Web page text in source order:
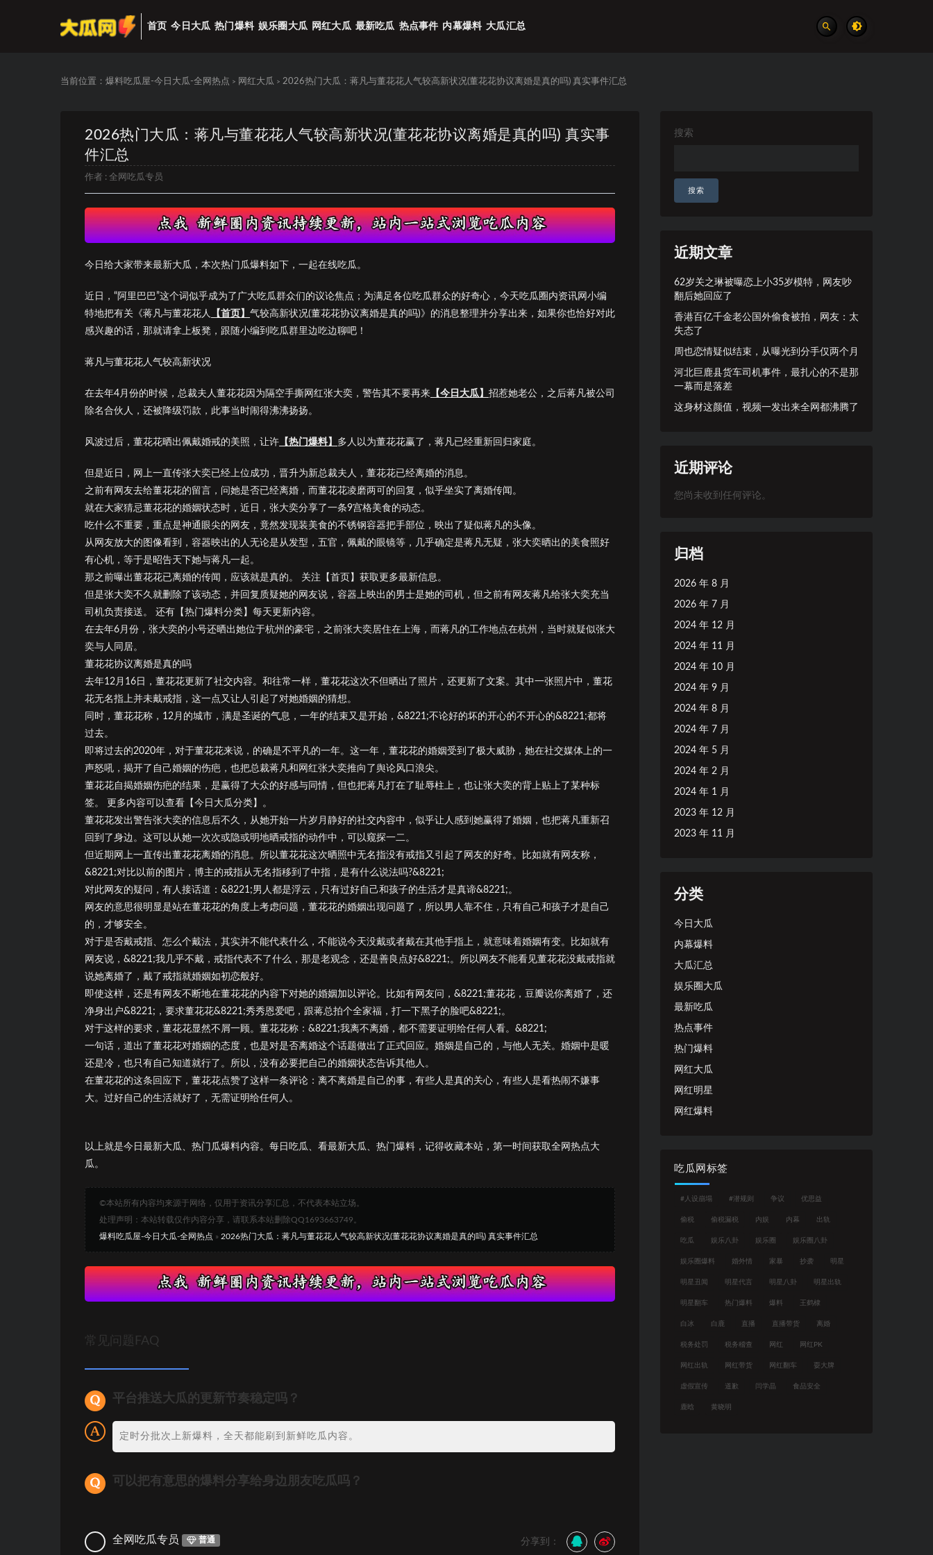
首页 今日大瓜 热门爆料 娱乐圈大瓜 网红大瓜 最新吃瓜 热点事件 内幕爆料 大瓜汇总
当前位置： 爆料吃瓜屋-今日大瓜-全网热点 > 网红大瓜 > 2026热门大瓜：蒋凡与董花花人气较高新状况(董花花协议离婚是真的吗) 真实事件汇总
2026热门大瓜：蒋凡与董花花人气较高新状况(董花花协议离婚是真的吗) 真实事
件汇总
作者 : 全网吃瓜专员
今日给大家带来最新大瓜，本次热门瓜爆料如下，一起在线吃瓜。
近日，“阿里巴巴”这个词似乎成为了广大吃瓜群众们的议论焦点；为满足各位吃瓜群众的好奇心，今天吃瓜圈内资讯网小编
特地把有关《蒋凡与董花花人
【首页】 气较高新状况(董花花协议离婚是真的吗)》的消息整理并分享出来，如果你也恰好对此
感兴趣的话，那就请拿上板凳，跟随小编到吃瓜群里边吃边聊吧！
蒋凡与董花花人气较高新状况
在去年4月份的时候，总裁夫人董花花因为隔空手撕网红张大奕，警告其不要再来 【今日大瓜】 招惹她老公，之后蒋凡被公司
除名合伙人，还被降级罚款，此事当时闹得沸沸扬扬。
风波过后，董花花晒出佩戴婚戒的美照，让许 【热门爆料】 多人以为董花花赢了，蒋凡已经重新回归家庭。
但是近日，网上一直传张大奕已经上位成功，晋升为新总裁夫人，董花花已经离婚的消息。
之前有网友去给董花花的留言，问她是否已经离婚，而董花花凌磨两可的回复，似乎坐实了离婚传闻。
就在大家猜忌董花花的婚姻状态时，近日，张大奕分享了一条9宫格美食的动态。
吃什么不重要，重点是神通眼尖的网友，竟然发现装美食的不锈钢容器把手部位，映出了疑似蒋凡的头像。
从网友放大的图像看到，容器映出的人无论是从发型，五官，佩戴的眼镜等，几乎确定是蒋凡无疑，张大奕晒出的美食照好
有心机，等于是昭告天下她与蒋凡一起。
那之前曝出董花花已离婚的传闻，应该就是真的。 关注【首页】获取更多最新信息。
但是张大奕不久就删除了该动态，并回复质疑她的网友说，容器上映出的男士是她的司机，但之前有网友蒋凡给张大奕充当
司机负责接送。 还有【热门爆料分类】每天更新内容。
在去年6月份，张大奕的小号还晒出她位于杭州的豪宅，之前张大奕居住在上海，而蒋凡的工作地点在杭州，当时就疑似张大
奕与人同居。
董花花协议离婚是真的吗
去年12月16日，董花花更新了社交内容。和往常一样，董花花这次不但晒出了照片，还更新了文案。其中一张照片中，董花
花无名指上并未戴戒指，这一点又让人引起了对她婚姻的猜想。
同时，董花花称，12月的城市，满是圣诞的气息，一年的结束又是开始，&8221;不论好的坏的开心的不开心的&8221;都将
过去。
即将过去的2020年，对于董花花来说，的确是不平凡的一年。这一年，董花花的婚姻受到了极大威胁，她在社交媒体上的一
声怒吼，揭开了自己婚姻的伤疤，也把总裁蒋凡和网红张大奕推向了舆论风口浪尖。
董花花自揭婚姻伤疤的结果，是赢得了大众的好感与同情，但也把蒋凡打在了耻辱柱上，也让张大奕的背上贴上了某种标
签。 更多内容可以查看【今日大瓜分类】。
董花花发出警告张大奕的信息后不久，从她开始一片岁月静好的社交内容中，似乎让人感到她赢得了婚姻，也把蒋凡重新召
回到了身边。这可以从她一次次或隐或明地晒戒指的动作中，可以窥探一二。
但近期网上一直传出董花花离婚的消息。所以董花花这次晒照中无名指没有戒指又引起了网友的好奇。比如就有网友称，
&8221;对比以前的图片，博主的戒指从无名指移到了中指，是有什么说法吗?&8221;
对此网友的疑问，有人接话道：&8221;男人都是浮云，只有过好自己和孩子的生活才是真谛&8221;。
网友的意思很明显是站在董花花的角度上考虑问题，董花花的婚姻出现问题了，所以男人靠不住，只有自己和孩子才是自己
的，才够安全。
对于是否戴戒指、怎么个戴法，其实并不能代表什么，不能说今天没戴或者戴在其他手指上，就意味着婚姻有变。比如就有
网友说，&8221;我几乎不戴，戒指代表不了什么，那是老观念，还是善良点好&8221;。所以网友不能看见董花花没戴戒指就
说她离婚了，戴了戒指就婚姻如初恋般好。
即使这样，还是有网友不断地在董花花的内容下对她的婚姻加以评论。比如有网友问，&8221;董花花，豆瓣说你离婚了，还
净身出户&8221;，要求董花花&8221;秀秀恩爱吧，跟蒋总拍个全家福，打一下黑子的脸吧&8221;。
对于这样的要求，董花花显然不屑一顾。董花花称：&8221;我离不离婚，都不需要证明给任何人看。&8221;
一句话，道出了董花花对婚姻的态度，也是对是否离婚这个话题做出了正式回应。婚姻是自己的，与他人无关。婚姻中是暖
还是冷，也只有自己知道就行了。所以，没有必要把自己的婚姻状态告诉其他人。
在董花花的这条回应下，董花花点赞了这样一条评论：离不离婚是自己的事，有些人是真的关心，有些人是看热闹不嫌事
大。过好自己的生活就好了，无需证明给任何人。
以上就是今日最新大瓜、热门瓜爆料内容。每日吃瓜、看最新大瓜、热门爆料，记得收藏本站，第一时间获取全网热点大
瓜。
©本站所有内容均来源于网络，仅用于资讯分享汇总，不代表本站立场。
处理声明：本站转载仅作内容分享，请联系本站删除QQ1693663749。
爆料吃瓜屋-今日大瓜-全网热点 » 2026热门大瓜：蒋凡与董花花人气较高新状况(董花花协议离婚是真的吗) 真实事件汇总
常见问题FAQ
平台推送大瓜的更新节奏稳定吗？
定时分批次上新爆料，全天都能刷到新鲜吃瓜内容。
可以把有意思的爆料分享给身边朋友吃瓜吗？
全网吃瓜专员 普通 分享到：
搜索
搜索
近期文章
62岁关之琳被曝恋上小35岁模特，网友吵
翻后她回应了
香港百亿千金老公国外偷食被拍，网友：太
失态了
周也恋情疑似结束，从曝光到分手仅两个月
河北巨鹿县货车司机事件，最扎心的不是那
一幕而是落差
这身材这颜值，视频一发出来全网都沸腾了
近期评论
您尚未收到任何评论。
归档
2026 年 8 月
2026 年 7 月
2024 年 12 月
2024 年 11 月
2024 年 10 月
2024 年 9 月
2024 年 8 月
2024 年 7 月
2024 年 5 月
2024 年 2 月
2024 年 1 月
2023 年 12 月
2023 年 11 月
分类
今日大瓜
内幕爆料
大瓜汇总
娱乐圈大瓜
最新吃瓜
热点事件
热门爆料
网红大瓜
网红明星
网红爆料
吃瓜网标签
#人设崩塌 #潜规则 争议 优思益
偷税 偷税漏税 内娱 内幕 出轨
吃瓜 娱乐八卦 娱乐圈 娱乐圈八卦
娱乐圈爆料 婚外情 家暴 抄袭 明星
明星丑闻 明星代言 明星八卦 明星出轨
明星翻车 热门爆料 爆料 王鹤棣
白冰 白鹿 直播 直播带货 离婚
税务处罚 税务稽查 网红 网红PK
网红出轨 网红带货 网红翻车 耍大牌
虚假宣传 道歉 闫学晶 食品安全
鹿晗 黄晓明